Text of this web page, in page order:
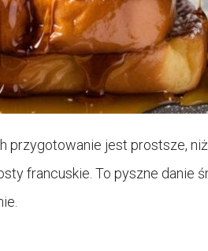
jest prostsze,
francuskie. To pyszne danie